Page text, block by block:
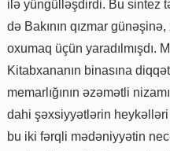
ilə yüngülləşdirdi. Bu sintez
də Bakının qızmar
oxumaq üçün yaradılmışdı.
Kitabxananın binasına
memarlığının əzəmətli
dahi şəxsiyyətlərin heykəlləri
bu iki fərqli mədəniyyətin